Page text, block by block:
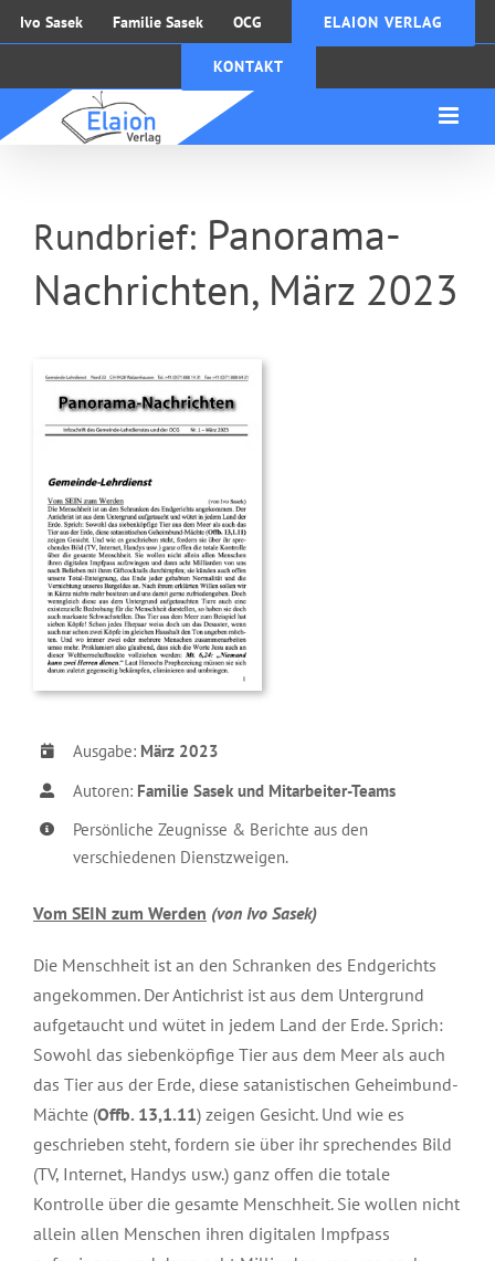
Zum
Inhalt
Ivo Sasek Familie Sasek OCG ELAION VERLAG
KONTAKT
Rundbrief: Panorama-
Nachrichten, März 2023
Ausgabe: März 2023
Autoren: Familie Sasek und Mitarbeiter-Teams
Persönliche Zeugnisse & Berichte aus den
verschiedenen Dienstzweigen.
Vom SEIN zum Werden (von Ivo Sasek)
Die Menschheit ist an den Schranken des Endgerichts
angekommen. Der Antichrist ist aus dem Untergrund
aufgetaucht und wütet in jedem Land der Erde. Sprich:
Sowohl das siebenköpfige Tier aus dem Meer als auch
das Tier aus der Erde, diese satanistischen Geheimbund-
Mächte (Offb. 13,1.11) zeigen Gesicht. Und wie es
geschrieben steht, fordern sie über ihr sprechendes Bild
(TV, Internet, Handys usw.) ganz offen die totale
Kontrolle über die gesamte Menschheit. Sie wollen nicht
allein allen Menschen ihren digitalen Impfpass